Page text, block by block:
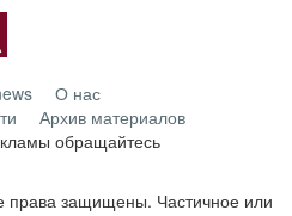
О нас
Архив материалов
обращайтесь
права защищены. Частичное или